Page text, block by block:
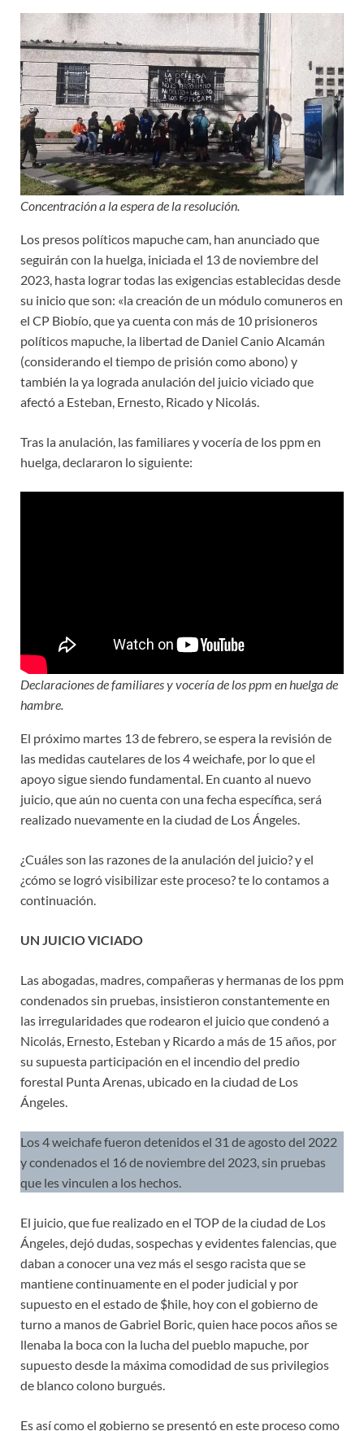
Concentración a la espera de la resolución.
Los presos políticos mapuche cam, han anunciado que
seguirán con la huelga, iniciada el 13 de noviembre del
2023, hasta lograr todas las exigencias establecidas desde
su inicio que son: «la creación de un módulo comuneros en
el CP Biobío, que ya cuenta con más de 10 prisioneros
políticos mapuche, la libertad de Daniel Canio Alcamán
(considerando el tiempo de prisión como abono) y
también la ya lograda anulación del juicio viciado que
afectó a Esteban, Ernesto, Ricado y Nicolás.
Tras la anulación, las familiares y vocería de los ppm en
huelga, declararon lo siguiente:
Declaraciones de familiares y vocería de los ppm en huelga de
hambre.
El próximo martes 13 de febrero, se espera la revisión de
las medidas cautelares de los 4 weichafe, por lo que el
apoyo sigue siendo fundamental. En cuanto al nuevo
juicio, que aún no cuenta con una fecha específica, será
realizado nuevamente en la ciudad de Los Ángeles.
¿Cuáles son las razones de la anulación del juicio? y el
¿cómo se logró visibilizar este proceso? te lo contamos a
continuación.
UN JUICIO VICIADO
Las abogadas, madres, compañeras y hermanas de los ppm
condenados sin pruebas, insistieron constantemente en
las irregularidades que rodearon el juicio que condenó a
Nicolás, Ernesto, Esteban y Ricardo a más de 15 años, por
su supuesta participación en el incendio del predio
forestal Punta Arenas, ubicado en la ciudad de Los
Ángeles.
Los 4 weichafe fueron detenidos el 31 de agosto del 2022
y condenados el 16 de noviembre del 2023, sin pruebas
que les vinculen a los hechos.
El juicio, que fue realizado en el TOP de la ciudad de Los
Ángeles, dejó dudas, sospechas y evidentes falencias, que
daban a conocer una vez más el sesgo racista que se
mantiene continuamente en el poder judicial y por
supuesto en el estado de $hile, hoy con el gobierno de
turno a manos de Gabriel Boric, quien hace pocos años se
llenaba la boca con la lucha del pueblo mapuche, por
supuesto desde la máxima comodidad de sus privilegios
de blanco colono burgués.
Es así como el gobierno se presentó en este proceso como